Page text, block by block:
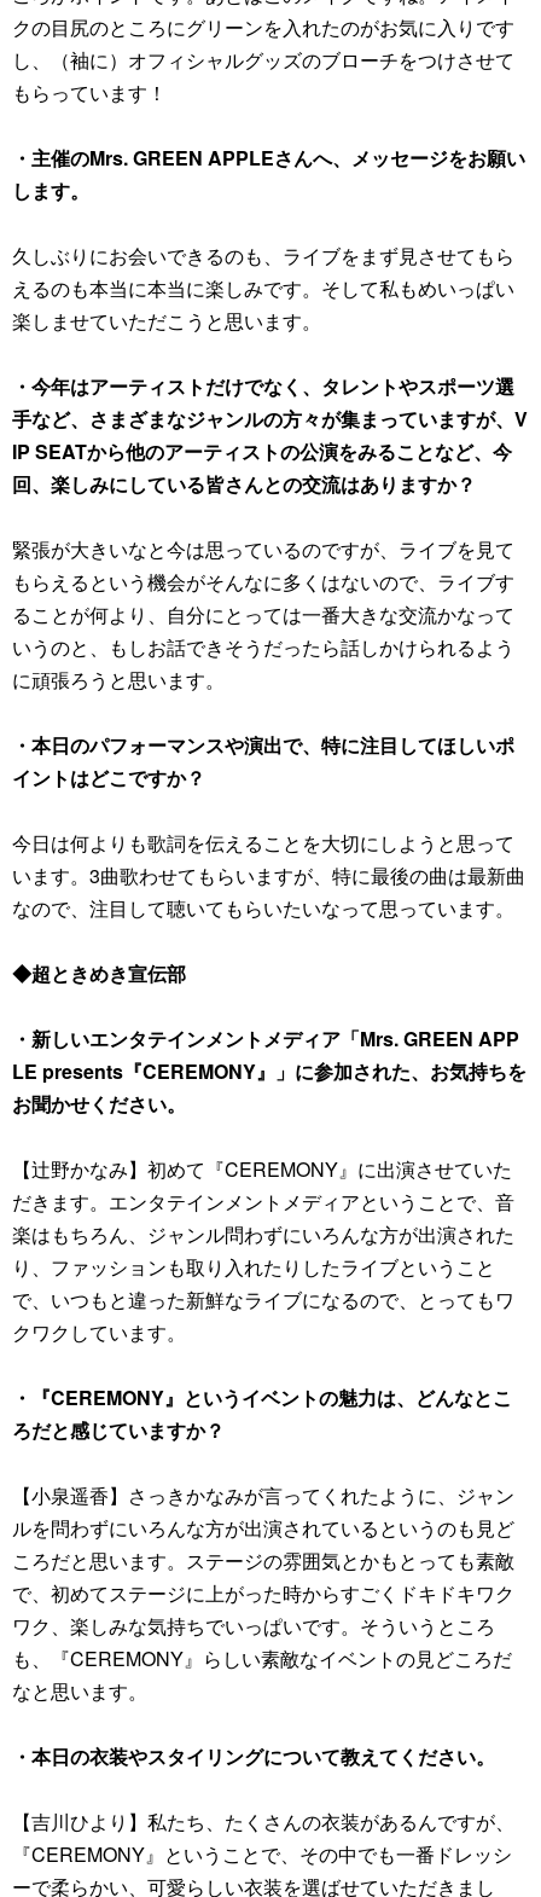
クの目尻のところにグリーンを入れたのがお気に入りです
し、（袖に）オフィシャルグッズのブローチをつけさせて
もらっています！
・主催のMrs. GREEN APPLEさんへ、メッセージをお願い
します。
久しぶりにお会いできるのも、ライブをまず見させてもら
えるのも本当に本当に楽しみです。そして私もめいっぱい
楽しませていただこうと思います。
・今年はアーティストだけでなく、タレントやスポーツ選
手など、さまざまなジャンルの方々が集まっていますが、V
IP SEATから他のアーティストの公演をみることなど、今
回、楽しみにしている皆さんとの交流はありますか？
緊張が大きいなと今は思っているのですが、ライブを見て
もらえるという機会がそんなに多くはないので、ライブす
ることが何より、自分にとっては一番大きな交流かなって
いうのと、もしお話できそうだったら話しかけられるよう
に頑張ろうと思います。
・本日のパフォーマンスや演出で、特に注目してほしいポ
イントはどこですか？
今日は何よりも歌詞を伝えることを大切にしようと思って
います。3曲歌わせてもらいますが、特に最後の曲は最新曲
なので、注目して聴いてもらいたいなって思っています。
◆超ときめき宣伝部
・新しいエンタテインメントメディア「Mrs. GREEN APP
LE presents『CEREMONY』」に参加された、お気持ちを
お聞かせください。
【辻野かなみ】初めて『CEREMONY』に出演させていた
だきます。エンタテインメントメディアということで、音
楽はもちろん、ジャンル問わずにいろんな方が出演された
り、ファッションも取り入れたりしたライブということ
で、いつもと違った新鮮なライブになるので、とってもワ
クワクしています。
・『CEREMONY』というイベントの魅力は、どんなとこ
ろだと感じていますか？
【小泉遥香】さっきかなみが言ってくれたように、ジャン
ルを問わずにいろんな方が出演されているというのも見ど
ころだと思います。ステージの雰囲気とかもとっても素敵
で、初めてステージに上がった時からすごくドキドキワク
ワク、楽しみな気持ちでいっぱいです。そういうところ
も、『CEREMONY』らしい素敵なイベントの見どころだ
なと思います。
・本日の衣装やスタイリングについて教えてください。
【吉川ひより】私たち、たくさんの衣装があるんですが、
『CEREMONY』ということで、その中でも一番ドレッシ
ーで柔らかい、可愛らしい衣装を選ばせていただきまし